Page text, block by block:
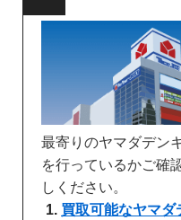
最寄りのヤマダデン
を行っているかご確
しください。
買取可能なヤマダ